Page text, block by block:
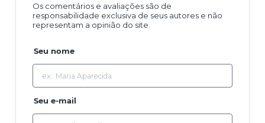
Os comentários e avaliações são de
responsabilidade exclusiva de seus autores e não
representam a opinião do site.
Seu nome
Seu e-mail